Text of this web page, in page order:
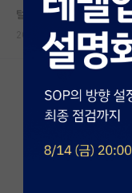
연구실&오픈랩
커뮤니티
커뮤니티 홈
전체글보기
베스트 게시판
털털한 비트겐슈타인
2023.12.06 21 8727